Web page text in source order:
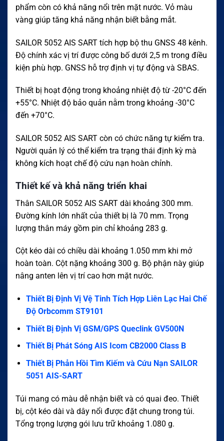
phẩm còn có khả năng nổi trên mặt nước. Vỏ màu
vàng giúp tăng khả năng nhận biết bằng mắt.
SAILOR 5052 AIS SART tích hợp bộ thu GNSS 48 kênh.
Độ chính xác vị trí được công bố dưới 2,5 m trong điều
kiện phù hợp. GNSS hỗ trợ định vị tự động và SBAS.
Thiết bị hoạt động trong khoảng nhiệt độ từ -20°C đến
+55°C. Nhiệt độ bảo quản nằm trong khoảng -30°C
đến +70°C.
SAILOR 5052 AIS SART còn có chức năng tự kiểm tra.
Người quản lý có thể kiểm tra trạng thái định kỳ mà
không kích hoạt chế độ cứu nạn hoàn chỉnh.
Thiết kế và khả năng triển khai
Thân SAILOR 5052 AIS SART dài khoảng 300 mm.
Đường kính lớn nhất của thiết bị là 70 mm. Trọng
lượng thân máy gồm pin chỉ khoảng 283 g.
Cột kéo dài có chiều dài khoảng 1.050 mm khi mở
hoàn toàn. Cột nặng khoảng 300 g. Bộ phận này giúp
nâng anten lên vị trí cao hơn mặt nước.
Thiết Bị Định Vị Vệ Tinh Tích Hợp Liên Lạc Hai Chế
Độ Orbcomm ST9101
Thiết Bị Định Vị GSM/GPS Queclink GV500N
Thiết Bị Phát Sóng AIS Icom CB2000 Class B
Thiết Bị Phản Hồi Tìm Kiếm và Cứu Nạn SAILOR
5051 AIS-SART
Túi mang có màu dễ nhận biết và có quai đeo. Thiết
bị, cột kéo dài và dây nổi được đặt chung trong túi.
Tổng trọng lượng gói lưu trữ khoảng 1.080 g.